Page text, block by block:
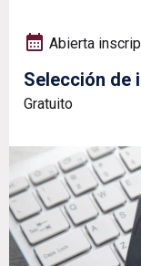
Abierta
Selección de
Gratuito